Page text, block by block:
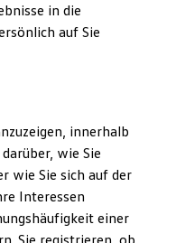
in die
auf Sie
innerhalb
wie Sie
wie Sie sich auf der
Interessen
einer
Sie registrieren, ob